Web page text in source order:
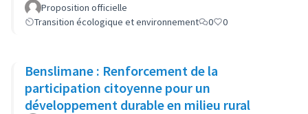
Proposition officielle
Transition écologique et environnement
0 0
Benslimane : Renforcement de la
participation citoyenne pour un
développement durable en milieu rural